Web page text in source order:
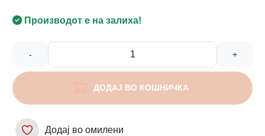
Производот е на залиха!
- +
ДОДАЈ ВО КОШНИЧКА
Додај во омилени